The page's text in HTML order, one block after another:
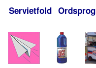
Servietfold Ordsprog